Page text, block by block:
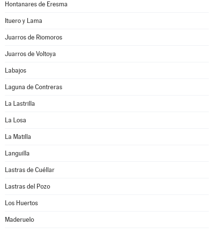
Hontanares de Eresma
Ituero y Lama
Juarros de Riomoros
Juarros de Voltoya
Labajos
Laguna de Contreras
La Lastrilla
La Losa
La Matilla
Languilla
Lastras de Cuéllar
Lastras del Pozo
Los Huertos
Maderuelo